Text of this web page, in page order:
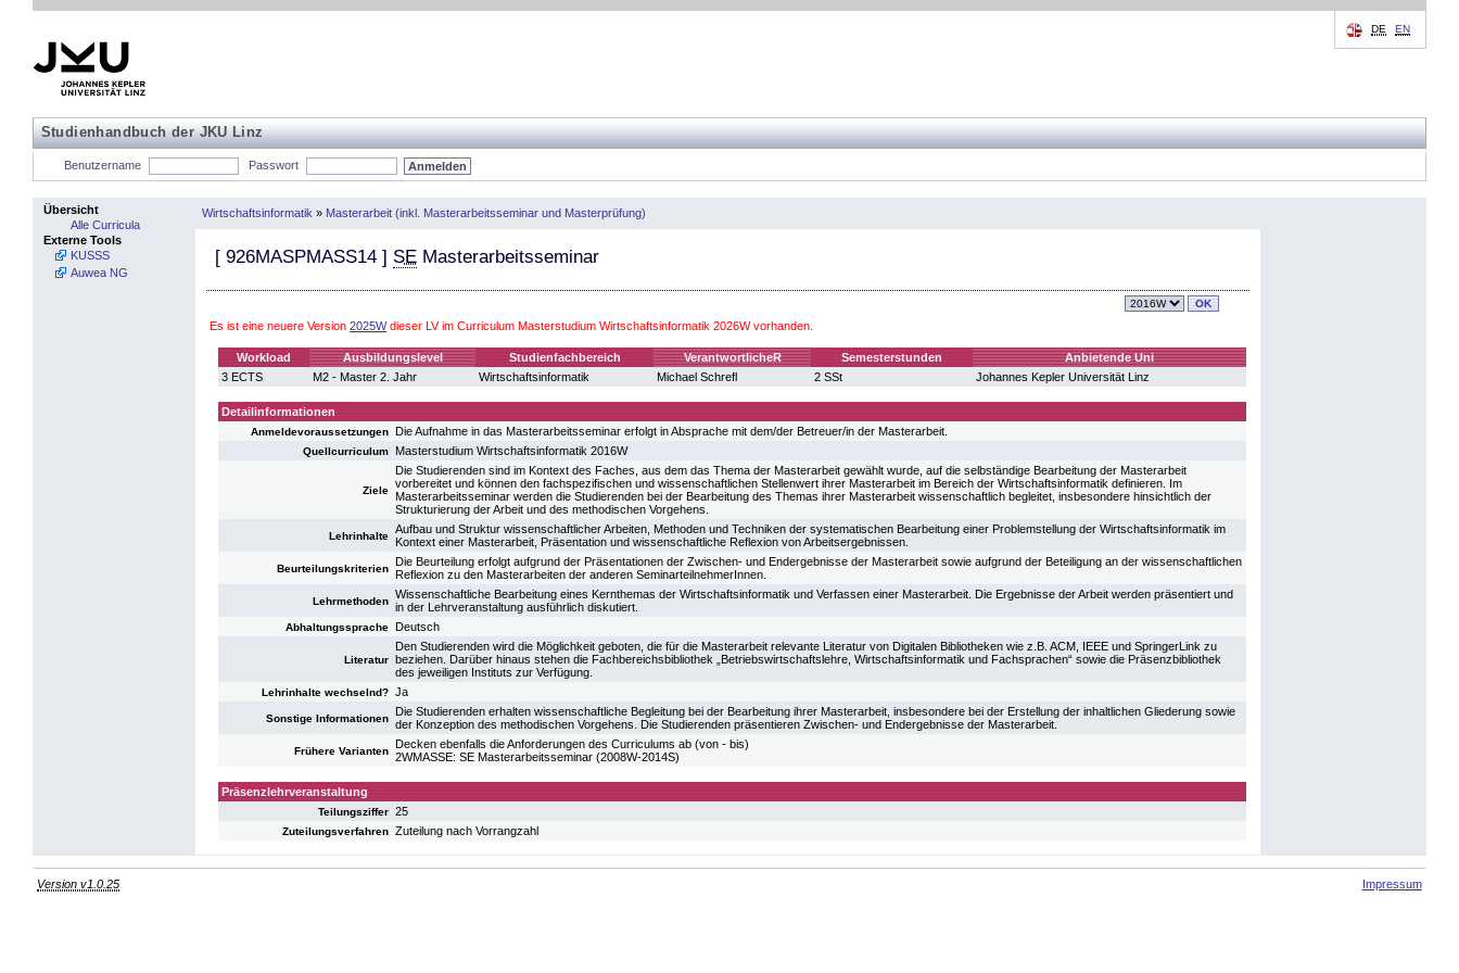
Studienhandbuch der JKU Linz
DE EN
Benutzername Passwort
Übersicht
Alle Curricula
Externe Tools
KUSSS
Auwea NG
Wirtschaftsinformatik » Masterarbeit (inkl. Masterarbeitsseminar und Masterprüfung)
[ 926MASPMASS14 ] SE Masterarbeitsseminar
Es ist eine neuere Version 2025Wdieser LV im Curriculum Masterstudium Wirtschaftsinformatik 2026W vorhanden.
Workload Ausbildungslevel Studienfachbereich VerantwortlicheR Semesterstunden
Anbietende Uni
3 ECTS
M2 - Master 2. Jahr Wirtschaftsinformatik Michael Schrefl 2 SSt Johannes Kepler Universität Linz
Detailinformationen
Anmeldevoraussetzungen Die Aufnahme in das Masterarbeitsseminar erfolgt in Absprache mit dem/der Betreuer/in der Masterarbeit.
Quellcurriculum Masterstudium Wirtschaftsinformatik 2016W
Ziele
Die Studierenden sind im Kontext des Faches, aus dem das Thema der Masterarbeit gewählt wurde, auf die selbständige Bearbeitung der Masterarbeit
vorbereitet und können den fachspezifischen und wissenschaftlichen Stellenwert ihrer Masterarbeit im Bereich der Wirtschaftsinformatik definieren. Im
Masterarbeitsseminar werden die Studierenden bei der Bearbeitung des Themas ihrer Masterarbeit wissenschaftlich begleitet, insbesondere hinsichtlich der
Strukturierung der Arbeit und des methodischen Vorgehens.
Lehrinhalte
Aufbau und Struktur wissenschaftlicher Arbeiten, Methoden und Techniken der systematischen Bearbeitung einer Problemstellung der Wirtschaftsinformatik im
Kontext einer Masterarbeit, Präsentation und wissenschaftliche Reflexion von Arbeitsergebnissen.
Beurteilungskriterien
Die Beurteilung erfolgt aufgrund der Präsentationen der Zwischen- und Endergebnisse der Masterarbeit sowie aufgrund der Beteiligung an der wissenschaftlichen
Reflexion zu den Masterarbeiten der anderen SeminarteilnehmerInnen.
Lehrmethoden
Wissenschaftliche Bearbeitung eines Kernthemas der Wirtschaftsinformatik und Verfassen einer Masterarbeit. Die Ergebnisse der Arbeit werden präsentiert und
in der Lehrveranstaltung ausführlich diskutiert.
Abhaltungssprache Deutsch
Literatur
Den Studierenden wird die Möglichkeit geboten, die für die Masterarbeit relevante Literatur von Digitalen Bibliotheken wie z.B. ACM, IEEE und SpringerLink zu
beziehen. Darüber hinaus stehen die Fachbereichsbibliothek „Betriebswirtschaftslehre, Wirtschaftsinformatik und Fachsprachen“ sowie die Präsenzbibliothek
des jeweiligen Instituts zur Verfügung.
Lehrinhalte wechselnd? Ja
Sonstige Informationen
Die Studierenden erhalten wissenschaftliche Begleitung bei der Bearbeitung ihrer Masterarbeit, insbesondere bei der Erstellung der inhaltlichen Gliederung sowie
der Konzeption des methodischen Vorgehens. Die Studierenden präsentieren Zwischen- und Endergebnisse der Masterarbeit.
Frühere Varianten
Decken ebenfalls die Anforderungen des Curriculums ab (von - bis)
2WMASSE: SE Masterarbeitsseminar (2008W-2014S)
Präsenzlehrveranstaltung
Teilungsziffer 25
Zuteilungsverfahren Zuteilung nach Vorrangzahl
Version v1.0.25 Impressum